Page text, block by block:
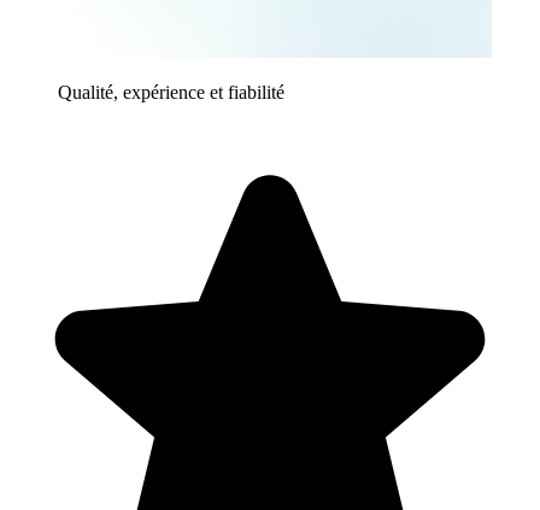
Qualité, expérience et fiabilité